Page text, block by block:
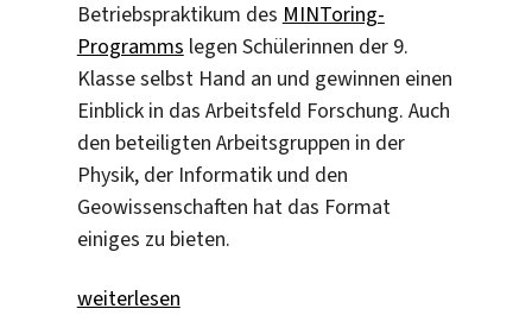
Betriebspraktikum des MINToring-
Programms legen Schülerinnen der 9.
Klasse selbst Hand an und gewinnen einen
Einblick in das Arbeitsfeld Forschung. Auch
den beteiligten Arbeitsgruppen in der
Physik, der Informatik und den
Geowissenschaften hat das Format
einiges zu bieten.
„MINT-Betriebspraktikum: Format mit Mehrwert“
weiterlesen